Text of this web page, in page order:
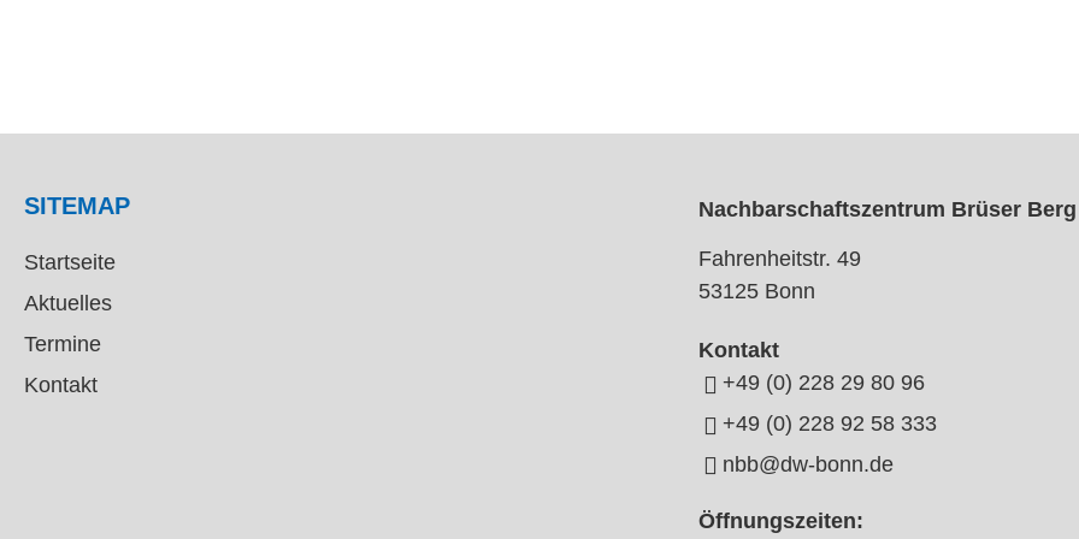
SITEMAP
Startseite
Aktuelles
Termine
Kontakt
Nachbarschaftszentrum Brüser Berg
Fahrenheitstr. 49
53125 Bonn
Kontakt
+49 (0) 228 29 80 96
+49 (0) 228 92 58 333
nbb@dw-bonn.de
Öffnungszeiten: